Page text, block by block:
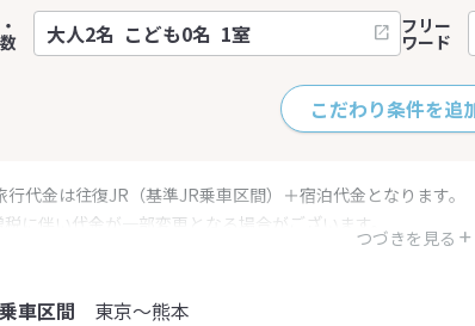
フリー
ワード
こだわり条件を追
つづきを見る
代金は往復JR（基準JR乗車区間）＋宿泊代金となります。
に伴い代金が一部変更となる場合がございます。
れている旅行代金・プラン内容は一定時間ごとに更新されま
車区間 東京～熊本